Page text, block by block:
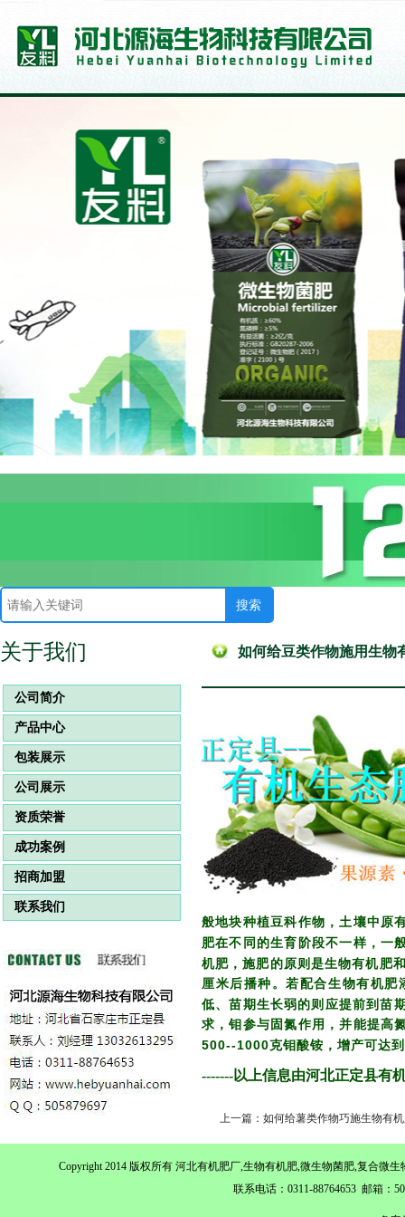
关于我们
公司简介
产品中心
包装展示
公司展示
资质荣誉
成功案例
招商加盟
联系我们
如何给豆类作物施用生物
般地块种植豆科作物，土壤中原
肥在不同的生育阶段不一样，一
机肥，施肥的原则是生物有机肥
厘米后播种。若配合生物有机
低、苗期生长弱的则应提前到苗
求，钼参与固氮作用，并能提高
500--1000克钼酸铵，增产可达到
-------以上信息由河北正定县有
上一篇：如何给薯类作物巧施生物有
Copyright 2014 版权所有 河北有机肥厂,生物有机肥,微生物菌肥,复合
联系电话：0311-88764653 邮箱：